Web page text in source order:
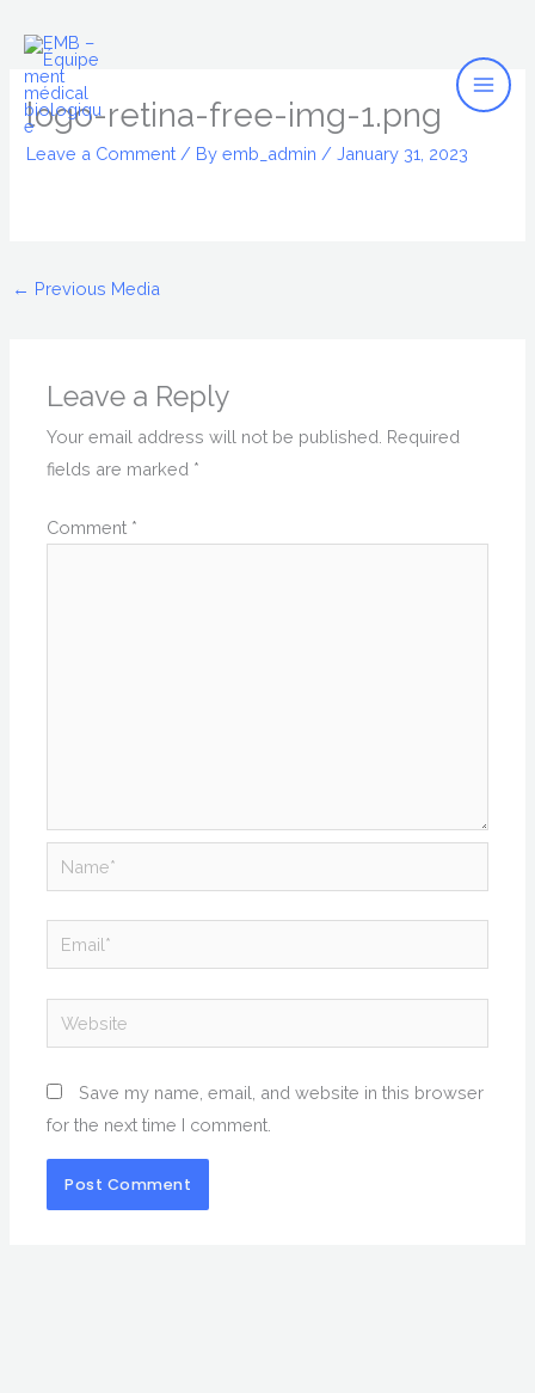
content
logo-retina-free-img-1.png
Leave a Comment / Byemb_admin /January 31, 2023
← Previous Media
Leave a Reply
Your email address will not be published. Required
fields are marked *
Comment *
Name*
Email*
Website
Save my name, email, and website in this browser
for the next time I comment.